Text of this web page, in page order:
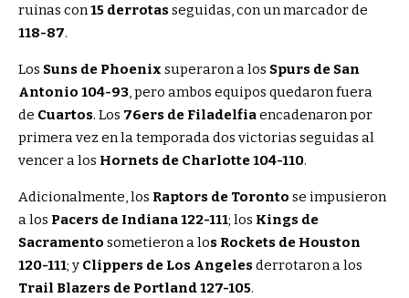
ruinas con15 derrotasseguidas, con un marcador de
118-87.
Los Suns de Phoenix superaron a los Spurs de San
Antonio 104-93, pero ambos equipos quedaron fuera
de Cuartos. Los 76ers de Filadelfiaencadenaron por
primera vez en la temporada dos victorias seguidas al
vencer a los Hornets de Charlotte 104-110.
Adicionalmente, los Raptors de Toronto se impusieron
a los Pacers de Indiana 122-111; los Kings de
Sacramento sometieron a los Rockets de Houston
120-111; y Clippers de Los Angelesderrotaron a los
Trail Blazers de Portland 127-105.